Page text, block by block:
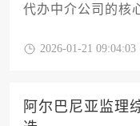
代办中介公司的核
度系统分析如何筛
2026-01-21 09:04:03
阿尔巴尼亚监理